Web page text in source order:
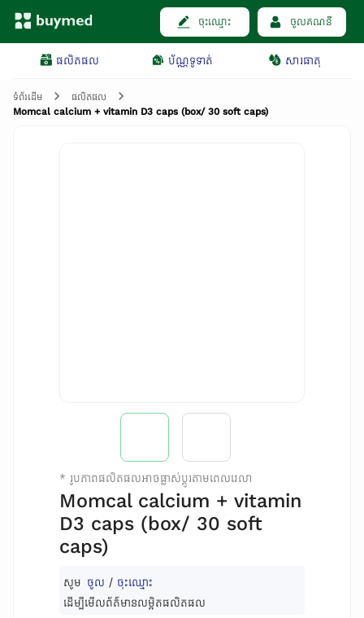
ចុះឈ្មោះ ចូលគណនី
ផលិតផល ប័ណ្ណទូទាត់ សារធាតុ
ទំព័រដើម
ផលិតផល
Momcal calcium + vitamin D3 caps (box/ 30 soft caps)
* រូបភាពផលិតផលអាចផ្លាស់ប្តូរតាមពេលវេលា
Momcal calcium + vitamin
D3 caps (box/ 30 soft
caps)
សូម ចូល / ចុះឈ្មោះ
ដើម្បីមើលព័ត៌មានលម្អិតផលិតផល